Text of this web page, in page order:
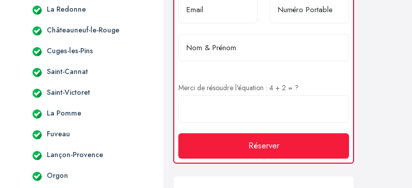
La Redonne
Châteauneuf-le-Rouge
Cuges-les-Pins
Saint-Cannat
Saint-Victoret
La Pomme
Fuveau
Lançon-Provence
Orgon
Merci de résoudre l'équation : 4 + 2 = ?
Réserver